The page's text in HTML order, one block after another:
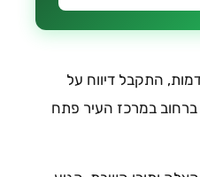
התקבל דיווח על
ברחוב במרכז העיר פתח